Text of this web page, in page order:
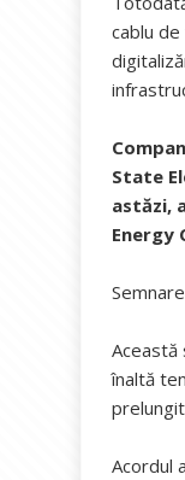
cablu
State
astăzi,
Energy
Această
înaltă
Acordul